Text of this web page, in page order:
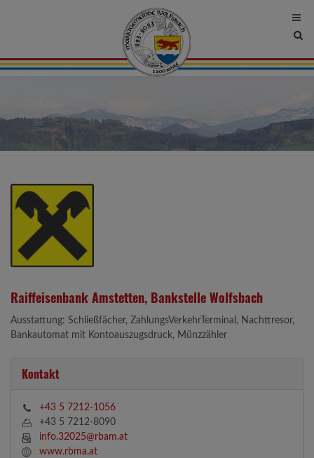
Site
Raiffeisenbank Amstetten, Bankstelle Wolfsbach
Ausstattung: Schließfächer, ZahlungsVerkehrTerminal, Nachttresor,
Bankautomat mit Kontoauszugsdruck, Münzzähler
Kontakt
+43 5 7212-1056
+43 5 7212-8090
info.32025@rbam.at
www.rbma.at